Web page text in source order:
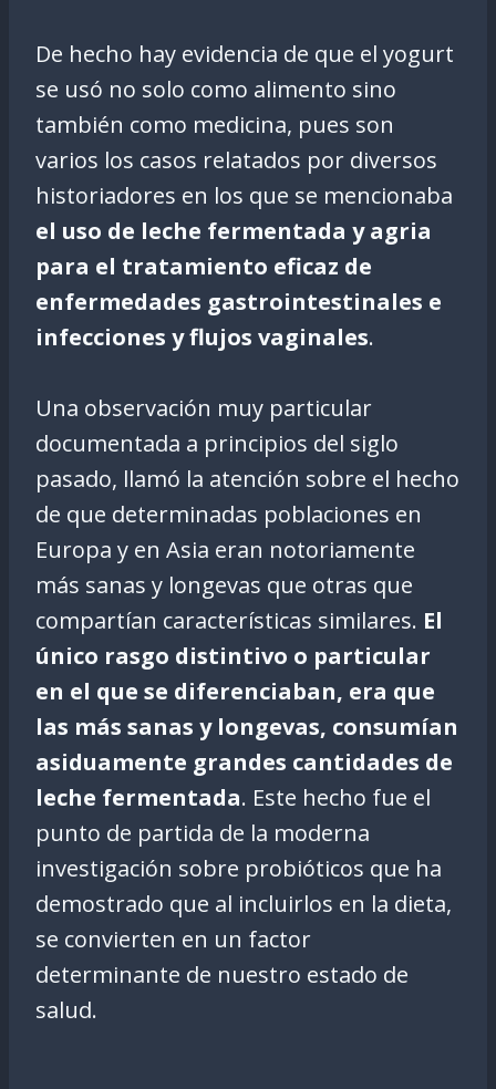
De hecho hay evidencia de que el yogurt
se usó no solo como alimento sino
también como medicina, pues son
varios los casos relatados por diversos
historiadores en los que se mencionaba
el uso de leche fermentada y agria
para el tratamiento eficaz de
enfermedades gastrointestinales e
infecciones y flujos vaginales.
Una observación muy particular
documentada a principios del siglo
pasado, llamó la atención sobre el hecho
de que determinadas poblaciones en
Europa y en Asia eran notoriamente
más sanas y longevas que otras que
compartían características similares. El
único rasgo distintivo o particular
en el que se diferenciaban, era que
las más sanas y longevas, consumían
asiduamente grandes cantidades de
leche fermentada. Este hecho fue el
punto de partida de la moderna
investigación sobre probióticos que ha
demostrado que al incluirlos en la dieta,
se convierten en un factor
determinante de nuestro estado de
salud.